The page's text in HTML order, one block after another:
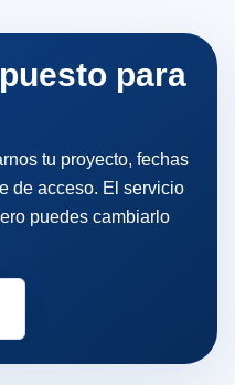
para
tu proyecto, fechas
de acceso. El servicio
puedes cambiarlo